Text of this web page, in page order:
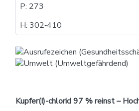
P: 273
H: 302​‐​410
Kupfer(I)-chlorid 97 % reinst –